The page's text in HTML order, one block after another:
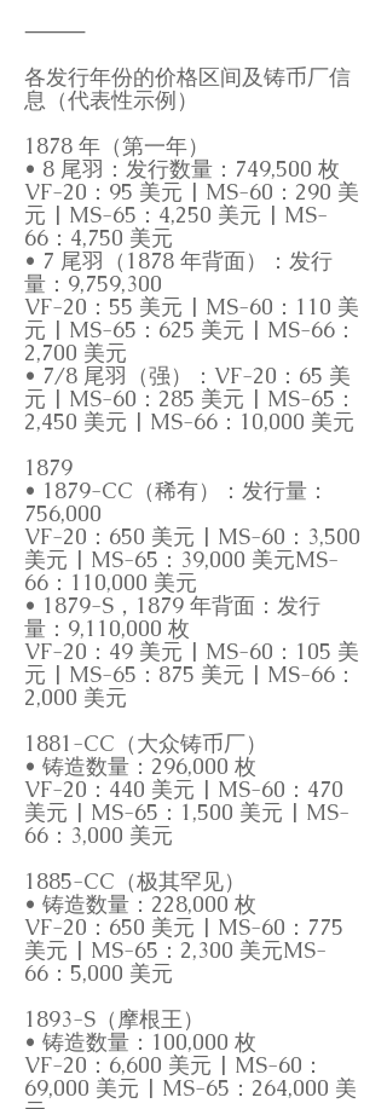
⸻
各发行年份的价格区间及铸币厂信
息（代表性示例）
1878 年（第一年）
• 8 尾羽：发行数量：749,500 枚
VF-20：95 美元 | MS-60：290 美
元 | MS-65：4,250 美元 | MS-
66：4,750 美元
• 7 尾羽（1878 年背面）：发行
量：9,759,300
VF-20：55 美元 | MS-60：110 美
元 | MS-65：625 美元 | MS-66：
2,700 美元
• 7/8 尾羽（强）：VF-20：65 美
元 | MS-60：285 美元 | MS-65：
2,450 美元 | MS-66：10,000 美元
1879
• 1879-CC（稀有）：发行量：
756,000
VF-20：650 美元 | MS-60：3,500
美元 | MS-65：39,000 美元MS-
66：110,000 美元
• 1879-S，1879 年背面：发行
量：9,110,000 枚
VF-20：49 美元 | MS-60：105 美
元 | MS-65：875 美元 | MS-66：
2,000 美元
1881-CC（大众铸币厂）
• 铸造数量：296,000 枚
VF-20：440 美元 | MS-60：470
美元 | MS-65：1,500 美元 | MS-
66：3,000 美元
1885-CC（极其罕见）
• 铸造数量：228,000 枚
VF-20：650 美元 | MS-60：775
美元 | MS-65：2,300 美元MS-
66：5,000 美元
1893-S（摩根王）
• 铸造数量：100,000 枚
VF-20：6,600 美元 | MS-60：
69,000 美元 | MS-65：264,000 美